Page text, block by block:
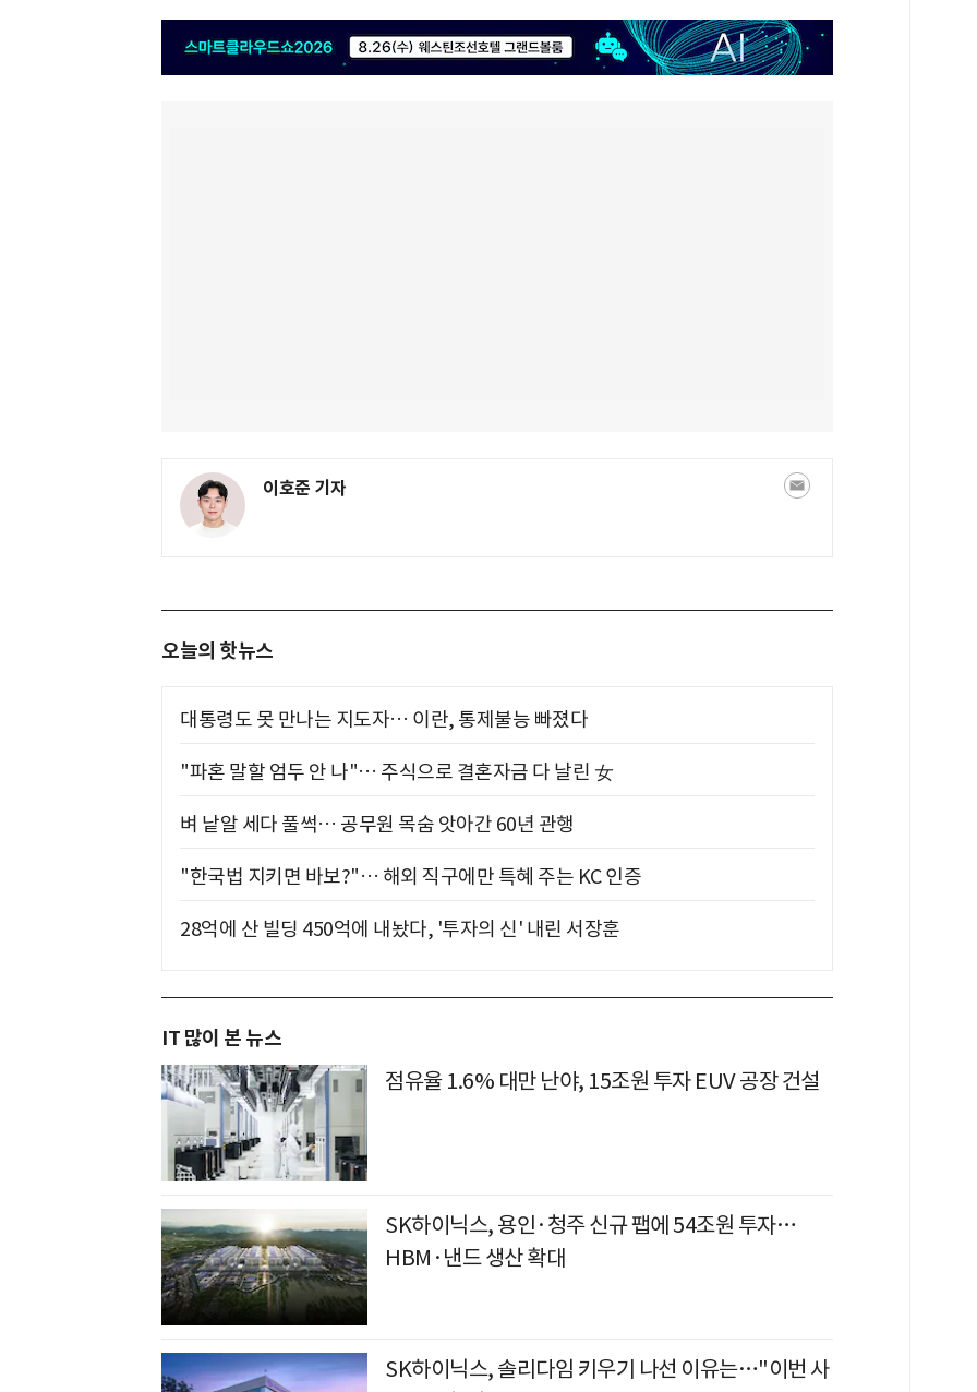
이호준 기자
오늘의 핫뉴스
대통령도 못 만나는 지도자… 이란, 통제불능 빠졌다
"파혼 말할 엄두 안 나"… 주식으로 결혼자금 다 날린 女
벼 낱알 세다 풀썩… 공무원 목숨 앗아간 60년 관행
"한국법 지키면 바보?"… 해외 직구에만 특혜 주는 KC 인증
28억에 산 빌딩 450억에 내놨다, '투자의 신' 내린 서장훈
IT 많이 본 뉴스
점유율 1.6% 대만 난야, 15조원 투자 EUV 공장 건설
SK하이닉스, 용인·청주 신규 팹에 54조원 투자…
HBM·낸드 생산 확대
SK하이닉스, 솔리다임 키우기 나선 이유는…"이번 사